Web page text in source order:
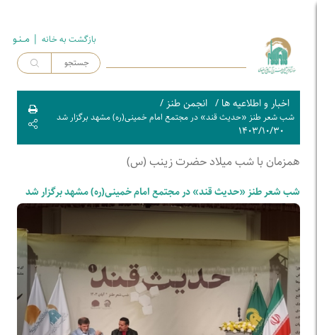
بازگشت به خـانه | مــنـو
اخبار و اطلاعیه ها / انجمن طنز /
شب شعر طنز «حدیث قند» در مجتمع امام خمینی(ره) مشهد برگزار شد
۱۴۰۳/۱۰/۳۰
همزمان با شب میلاد حضرت زینب (س)
شب شعر طنز «حدیث قند» در مجتمع امام خمینی(ره) مشهد برگزار شد